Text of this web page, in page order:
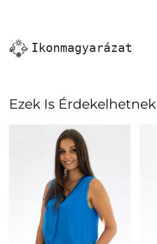
Ikonmagyarázat
Ezek Is Érdekelhetnek